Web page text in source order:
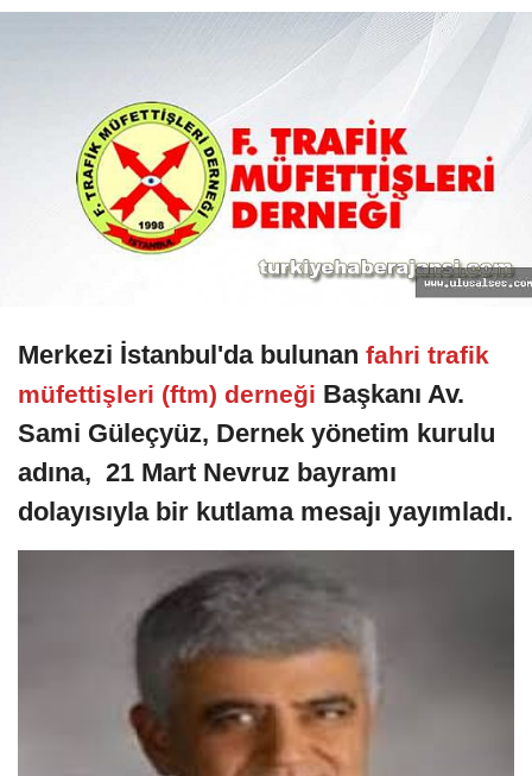
Merkezi İstanbul'da bulunan fahri trafik
müfettişleri (ftm) derneği Başkanı Av.
Sami Güleçyüz, Dernek yönetim kurulu
adına, 21 Mart Nevruz bayramı
dolayısıyla bir kutlama mesajı yayımladı.